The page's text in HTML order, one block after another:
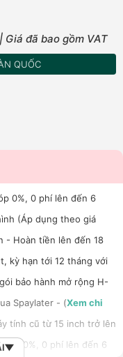
| Giá đã bao gồm VAT
QUỐC
0%, 0 phí lên đến 6
(Áp dụng theo giá
- Hoàn tiền lên đến 18
kỳ hạn tới 12 tháng với
bảo hành mở rộng H-
Spaylater - (Xem chi
tính cũ từ 15 inch trở lên
góp 0%, 0 phí lên đến 6